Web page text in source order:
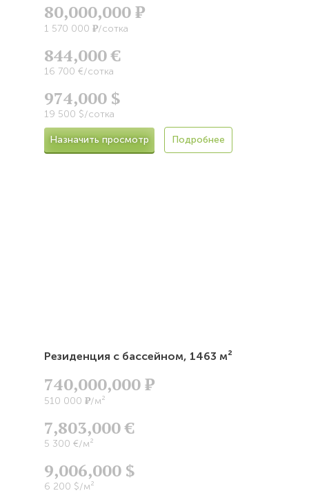
80,000,000Р
1 570 000 Р/сотка
844,000 €
16 700 €/сотка
974,000 $
19 500 $/сотка
Назначить просмотр Подробнее
Резиденция с бассейном, 1463 м²
740,000,000Р
510 000 Р/м²
7,803,000 €
5 300 €/м²
9,006,000 $
6 200 $/м²